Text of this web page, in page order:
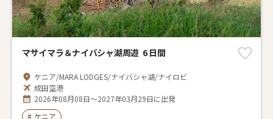
マサイマラ＆ナイバシャ湖周遊 6 日間
ケニア/MARA LODGES/ナイバシャ湖/ナイロビ
成田空港
2026年08月08日～2027年03月29日に出発
# ケニア